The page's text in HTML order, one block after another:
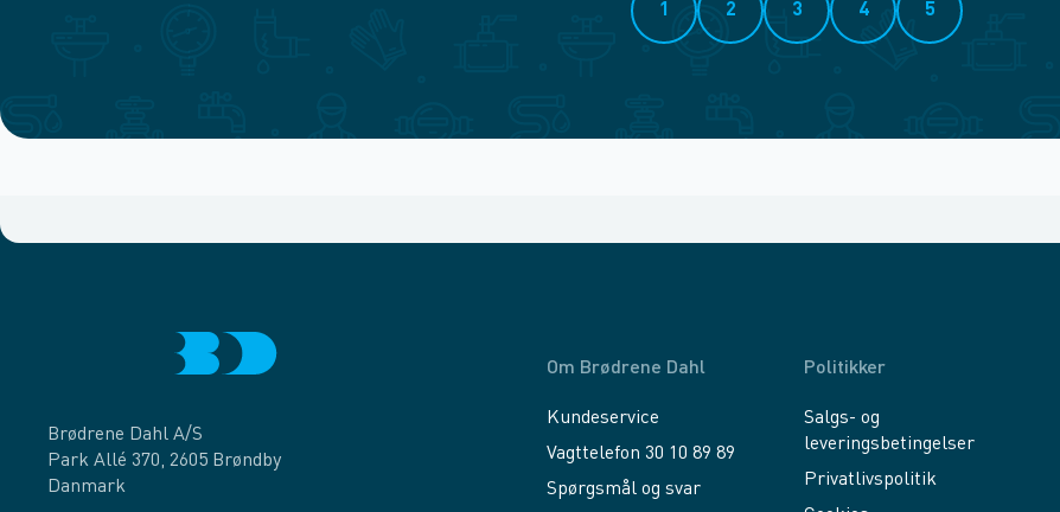
1 2 3 4 5
Brødrene Dahl A/S
Park Allé 370, 2605 Brøndby
Danmark
Om Brødrene Dahl
Kundeservice
Vagttelefon 30 10 89 89
Spørgsmål og svar
Politikker
Salgs- og
leveringsbetingelser
Privatlivspolitik